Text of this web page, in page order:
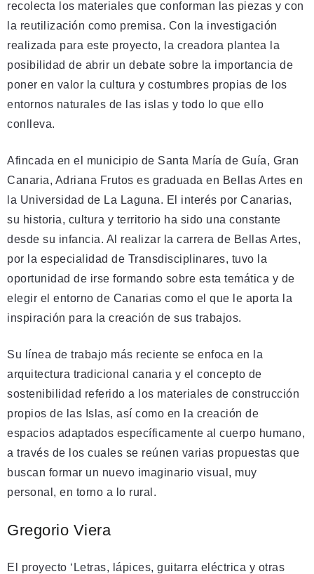
recolecta los materiales que conforman las piezas y con
la reutilización como premisa. Con la investigación
realizada para este proyecto, la creadora plantea la
posibilidad de abrir un debate sobre la importancia de
poner en valor la cultura y costumbres propias de los
entornos naturales de las islas y todo lo que ello
conlleva.
Afincada en el municipio de Santa María de Guía, Gran
Canaria, Adriana Frutos es graduada en Bellas Artes en
la Universidad de La Laguna. El interés por Canarias,
su historia, cultura y territorio ha sido una constante
desde su infancia. Al realizar la carrera de Bellas Artes,
por la especialidad de Transdisciplinares, tuvo la
oportunidad de irse formando sobre esta temática y de
elegir el entorno de Canarias como el que le aporta la
inspiración para la creación de sus trabajos.
Su línea de trabajo más reciente se enfoca en la
arquitectura tradicional canaria y el concepto de
sostenibilidad referido a los materiales de construcción
propios de las Islas, así como en la creación de
espacios adaptados específicamente al cuerpo humano,
a través de los cuales se reúnen varias propuestas que
buscan formar un nuevo imaginario visual, muy
personal, en torno a lo rural.
Gregorio Viera
El proyecto ‘Letras, lápices, guitarra eléctrica y otras